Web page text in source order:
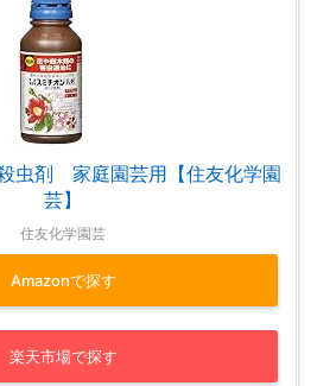
虫剤 家庭園芸用【住友化学園
芸】
住友化学園芸
Amazonで探す
楽天市場で探す